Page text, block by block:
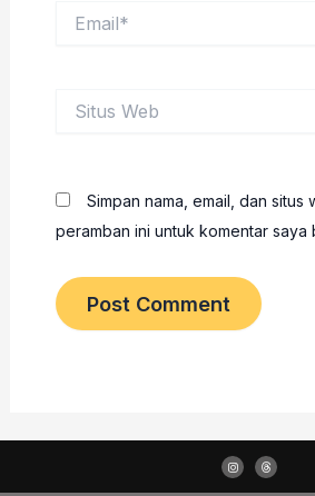
Web
Simpan nama, email, dan situs
peramban ini untuk komentar saya
I
n
s
T
h
r